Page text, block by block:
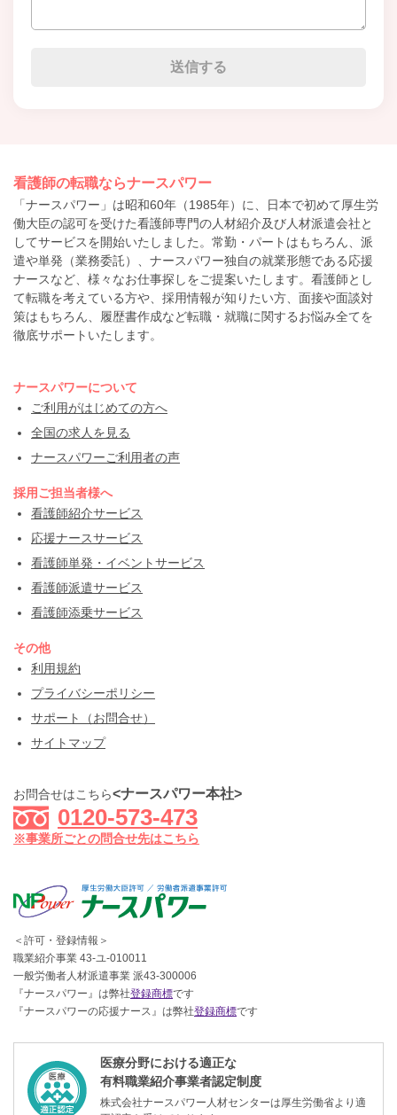
看護師の転職ならナースパワー
「ナースパワー」は昭和60年（1985年）に、日本で初めて厚生労
働大臣の認可を受けた看護師専門の人材紹介及び人材派遣会社と
してサービスを開始いたしました。常勤・パートはもちろん、派
遣や単発（業務委託）、ナースパワー独自の就業形態である応援
ナースなど、様々なお仕事探しをご提案いたします。看護師とし
て転職を考えている方や、採用情報が知りたい方、面接や面談対
策はもちろん、履歴書作成など転職・就職に関するお悩み全てを
徹底サポートいたします。
ナースパワーについて
ご利用がはじめての方へ
全国の求人を見る
ナースパワーご利用者の声
採用ご担当者様へ
看護師紹介サービス
応援ナースサービス
看護師単発・イベントサービス
看護師派遣サービス
看護師添乗サービス
その他
利用規約
プライバシーポリシー
サポート（お問合せ）
サイトマップ
お問合せはこちら<ナースパワー本社>
0120-573-473
※事業所ごとの問合せ先はこちら
＜許可・登録情報＞
職業紹介事業 43-ユ-010011
一般労働者人材派遣事業 派43-300006
『ナースパワー』は弊社登録商標です
『ナースパワーの応援ナース』は弊社登録商標です
医療分野における適正な
有料職業紹介事業者認定制度
株式会社ナースパワー人材センターは厚生労働省より適